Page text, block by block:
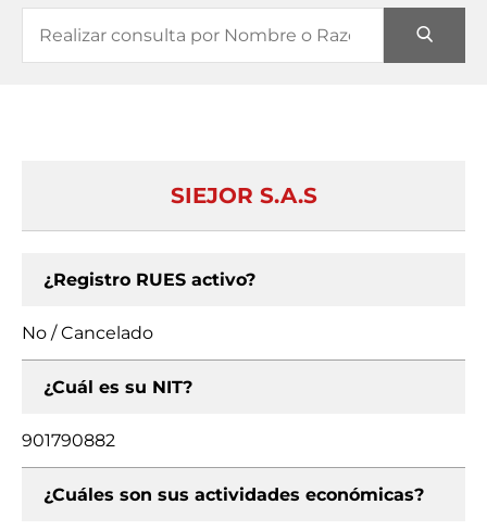
SIEJOR S.A.S
¿Registro RUES activo?
No / Cancelado
¿Cuál es su NIT?
901790882
¿Cuáles son sus actividades económicas?